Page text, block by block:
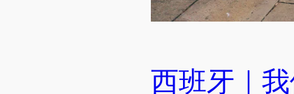
西班牙｜